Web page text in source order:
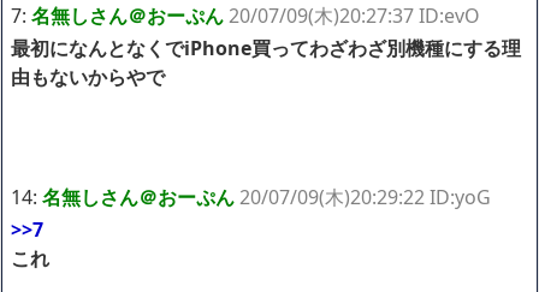
7: 名無しさん＠おーぷん20/07/09(木)20:27:37 ID:evO
最初になんとなくでiPhone買ってわざわざ別機種にする理
由もないからやで
14: 名無しさん＠おーぷん20/07/09(木)20:29:22 ID:yoG
>>7
これ